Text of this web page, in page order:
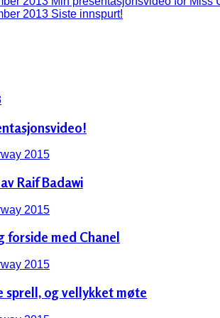
2013 Siste innspurt!
2015
Raif Badawi
2015
forside med Chanel
2015
sprell, og vellykket møte